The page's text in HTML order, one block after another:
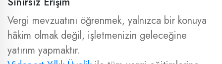
Vergi mevzuatını öğrenmek, yalnızca bir konuya
hâkim olmak değil, işletmenizin geleceğine
yatırım yapmaktır.